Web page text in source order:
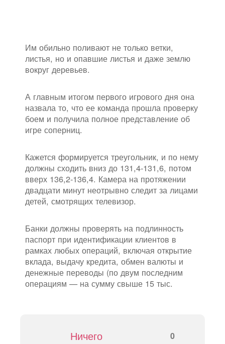
Им обильно поливают не только ветки,
листья, но и опавшие листья и даже землю
вокруг деревьев.
А главным итогом первого игрового дня она
назвала то, что ее команда прошла проверку
боем и получила полное представление об
игре соперниц.
Кажется формируется треугольник, и по нему
должны сходить вниз до 131,4-131,6, потом
вверх 136,2-136,4. Камера на протяжении
двадцати минут неотрывно следит за лицами
детей, смотрящих телевизор.
Банки должны проверять на подлинность
паспорт при идентификации клиентов в
рамках любых операций, включая открытие
вклада, выдачу кредита, обмен валюты и
денежные переводы (по двум последним
операциям — на сумму свыше 15 тыс.
Ничего 0